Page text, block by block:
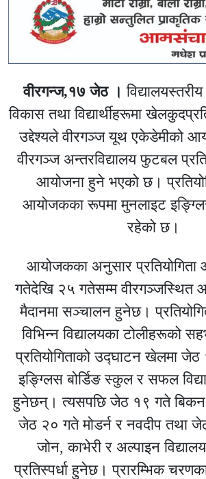
वीरगन्ज,१७ जेठ ।
विकास तथा विद्यार्थीहरूमा
उद्देश्यले वीरगञ्ज यूथ एकेडेमीको
वीरगञ्ज अन्तरविद्यालय फुटबल
आयोजना हुने भएको छ।
आयोजकका रूपमा मुनलाइट
रहेको छ।
आयोजकका अनुसार प्रतियोगिता
गतेदेखि २५ गतेसम्म वीरगञ्जस्थित
मैदानमा सञ्चालन हुनेछ।
विभिन्न विद्यालयका टोलीहरूको
प्रतियोगिताको उद्घाटन खेलमा
इङ्ग्लिस बोर्डिङ स्कुल र सफल
हुनेछन्। त्यसपछि जेठ १९ गते बिकन
जेठ २० गते मोडर्न र नवदीप तथा
जोन, काभेरी र अल्पाइन
प्रतिस्पर्धा हुनेछ। प्रारम्भिक